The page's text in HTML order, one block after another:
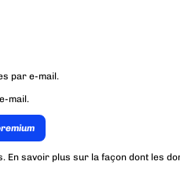
par e-mail.
mail.
En savoir plus sur la façon dont les